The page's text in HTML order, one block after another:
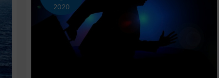
2020